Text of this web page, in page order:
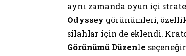
aynı zamanda oyun içi
Odyssey görünümleri,
silahlar için de eklendi.
Görünümü Düzenle